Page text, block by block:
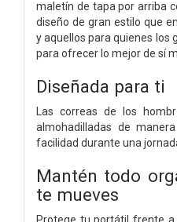
maletín de tapa por arriba
diseño de gran estilo que
y aquellos para quienes los
para ofrecer lo mejor de sí
Diseñada para ti
Las correas de los
almohadilladas de
facilidad durante una
Mantén todo
te mueves
Protege tu portátil frente a